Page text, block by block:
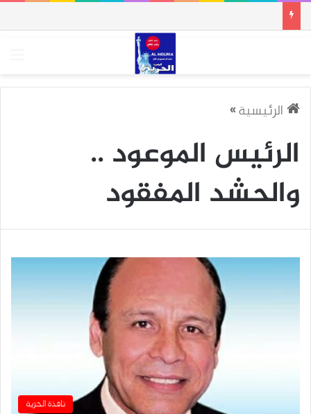
الرئيسية»
الرئيس الموعود ..
والحشد المفقود
نافذة الحرية